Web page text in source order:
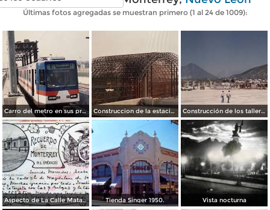
Últimas fotos agregadas se muestran primero (1 al 24 de 1009):
Carro del metro en sus primeras pruebas durante 1990 Construccion de la estacion cuauhtemoc Construcción de los talleres del metro
Aspecto de La Calle Matamoros ( Circulada el 8 de Abril de 1912 ). Tienda Singer 1950. Vista nocturna